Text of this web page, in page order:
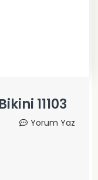
11103
Yorum Yaz